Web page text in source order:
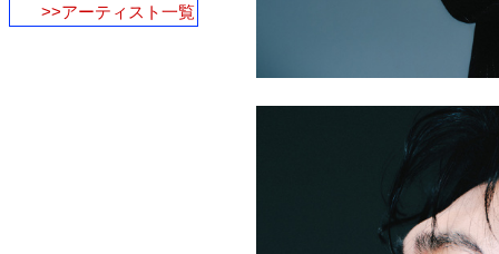
>>アーティスト一覧